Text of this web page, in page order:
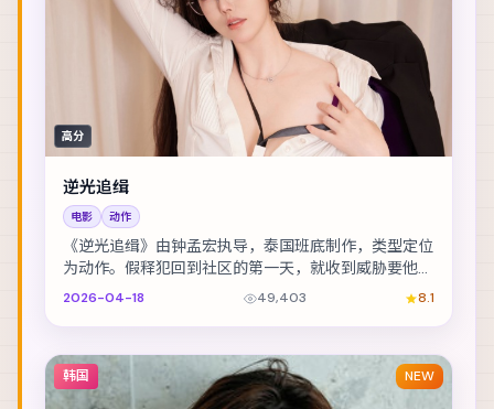
高分
逆光追缉
电影 动作
《逆光追缉》由钟孟宏执导，泰国班底制作，类型定位
为动作。假释犯回到社区的第一天，就收到威胁要他还
一笔不存在的债。主演包括桂纶镁、雷佳音、李政宰 ...
2026-04-18 49,403 8.1
韩国 NEW